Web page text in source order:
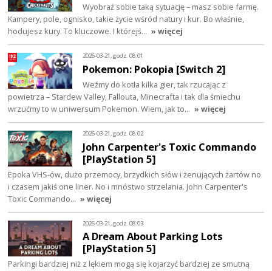
Wyobraź sobie taką sytuację – masz sobie farmę.
Kampery, pole, ognisko, takie życie wśród natury i kur. Bo właśnie,
hodujesz kury. To kluczowe. I którejś… » więcej
2026-03-21, godz. 08:01
Pokemon: Pokopia [Switch 2]
Weźmy do kotła kilka gier, tak rzucając z
powietrza – Stardew Valley, Fallouta, Minecrafta i tak dla śmiechu
wrzućmy to w uniwersum Pokemon. Wiem, jak to… » więcej
2026-03-21, godz. 08:02
John Carpenter's Toxic Commando
[PlayStation 5]
Epoka VHS-ów, dużo przemocy, brzydkich słów i żenujących żartów no
i czasem jakiś one liner. No i mnóstwo strzelania. John Carpenter's
Toxic Commando… » więcej
2026-03-21, godz. 08:03
A Dream About Parking Lots
[PlayStation 5]
Parkingi bardziej niż z lękiem mogą się kojarzyć bardziej ze smutną